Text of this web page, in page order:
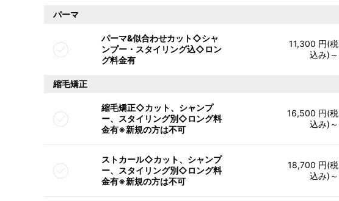
パーマ
パーマ&似合わせカット◇シャ
ンプー・スタイリング込◇ロン
グ料金有
11,300 円(税
込み)～
縮毛矯正
縮毛矯正◇カット、シャンプ
ー、スタイリング別◇ロング料
金有※新規の方は不可
16,500 円(税
込み)～
ストカール◇カット、シャンプ
ー、スタイリング別◇ロング料
金有※新規の方は不可
18,700 円(税
込み)～